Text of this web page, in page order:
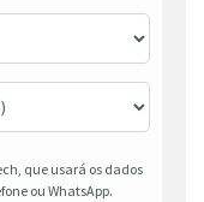
que usará os dados
ou WhatsApp.